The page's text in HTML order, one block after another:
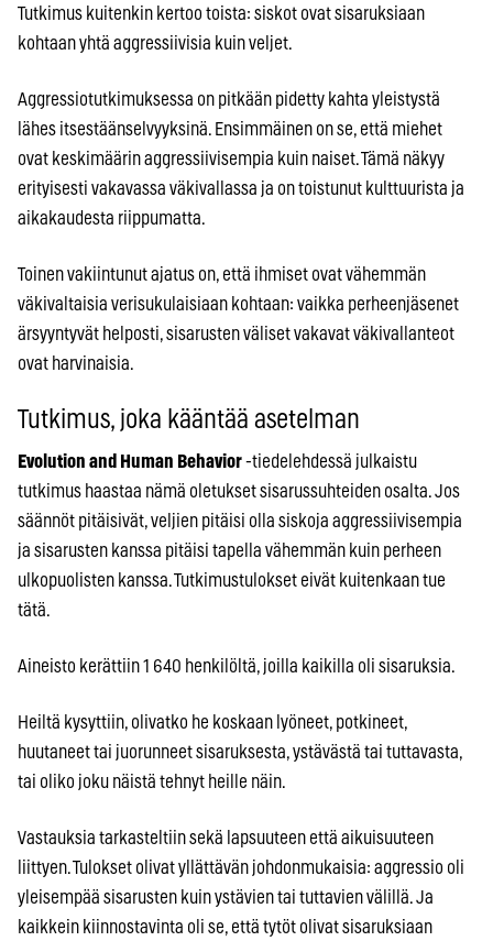
Tutkimus kuitenkin kertoo toista: siskot ovat sisaruksiaan
kohtaan yhtä aggressiivisia kuin veljet.
Aggressiotutkimuksessa on pitkään pidetty kahta yleistystä
lähes itsestäänselvyyksinä. Ensimmäinen on se, että miehet
ovat keskimäärin aggressiivisempia kuin naiset. Tämä näkyy
erityisesti vakavassa väkivallassa ja on toistunut kulttuurista ja
aikakaudesta riippumatta.
Toinen vakiintunut ajatus on, että ihmiset ovat vähemmän
väkivaltaisia verisukulaisiaan kohtaan: vaikka perheenjäsenet
ärsyyntyvät helposti, sisarusten väliset vakavat väkivallanteot
ovat harvinaisia.
Tutkimus, joka kääntää asetelman
Evolution and Human Behavior-tiedelehdessä julkaistu
tutkimus haastaa nämä oletukset sisarussuhteiden osalta. Jos
säännöt pitäisivät, veljien pitäisi olla siskoja aggressiivisempia
ja sisarusten kanssa pitäisi tapella vähemmän kuin perheen
ulkopuolisten kanssa. Tutkimustulokset eivät kuitenkaan tue
tätä.
Aineisto kerättiin 1 640 henkilöltä, joilla kaikilla oli sisaruksia.
Heiltä kysyttiin, olivatko he koskaan lyöneet, potkineet,
huutaneet tai juorunneet sisaruksesta, ystävästä tai tuttavasta,
tai oliko joku näistä tehnyt heille näin.
Vastauksia tarkasteltiin sekä lapsuuteen että aikuisuuteen
liittyen. Tulokset olivat yllättävän johdonmukaisia: aggressio oli
yleisempää sisarusten kuin ystävien tai tuttavien välillä. Ja
kaikkein kiinnostavinta oli se, että tytöt olivat sisaruksiaan